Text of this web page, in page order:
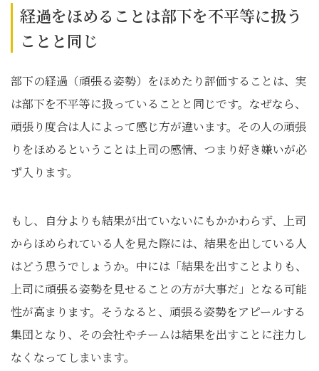
経過をほめることは部下を不平等に扱う
ことと同じ
部下の経過（頑張る姿勢）をほめたり評価することは、実
は部下を不平等に扱っていることと同じです。なぜなら、
頑張り度合は人によって感じ方が違います。その人の頑張
りをほめるということは上司の感情、つまり好き嫌いが必
ず入ります。
もし、自分よりも結果が出ていないにもかかわらず、上司
からほめられている人を見た際には、結果を出している人
はどう思うでしょうか。中には「結果を出すことよりも、
上司に頑張る姿勢を見せることの方が大事だ」となる可能
性が高まります。そうなると、頑張る姿勢をアピールする
集団となり、その会社やチームは結果を出すことに注力し
なくなってしまいます。